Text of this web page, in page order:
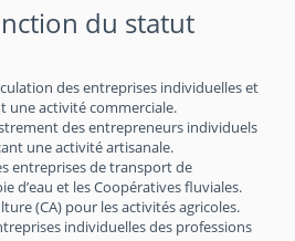
du statut
des entreprises individuelles et
une activité commerciale.
des entrepreneurs individuels
une activité artisanale.
entreprises de transport de
d’eau et les Coopératives fluviales.
(CA) pour les activités agricoles.
individuelles des professions